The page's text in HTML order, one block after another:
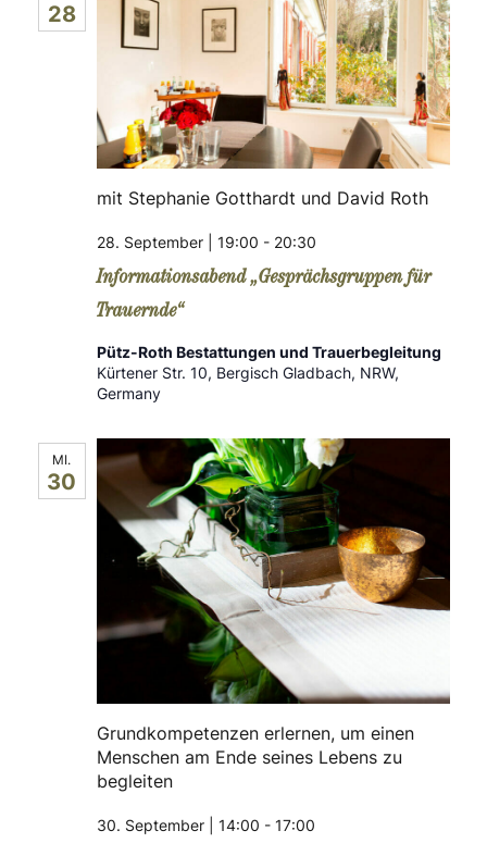
28
28. September | 19:00 - 20:30
Informationsabend „Gesprächsgruppen für
Trauernde“
mit Stephanie Gotthardt und David Roth
Pütz-Roth Bestattungen und Trauerbegleitung
Kürtener Str. 10, Bergisch Gladbach, NRW,
Germany
MI.
30
30. September | 14:00 - 17:00
Grundkompetenzen erlernen, um einen
Menschen am Ende seines Lebens zu
begleiten